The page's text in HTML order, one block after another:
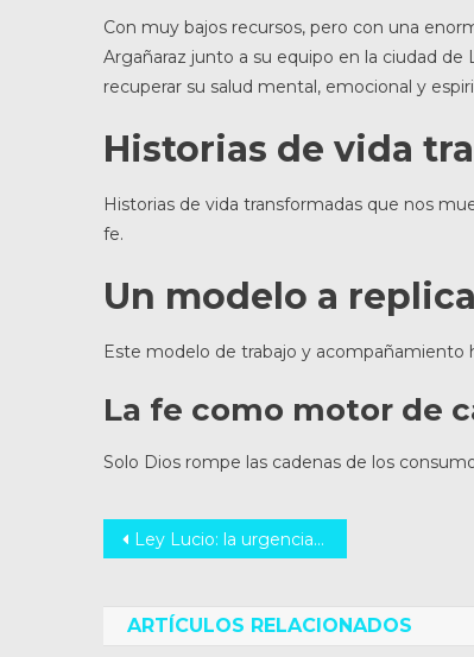
Con muy bajos recursos, pero con una
Argañaraz junto a su equipo en la ciudad de
recuperar su salud mental, emocional y
Historias de vida
Historias de vida transformadas que nos
fe.
Un modelo a
Este modelo de trabajo y acompañamiento
La fe como motor de
Solo Dios rompe las cadenas de los
Navegación
entradas
Ley Lucio: la urgencia de prevención y detección temprana de la violencia infantil
ARTÍCULOS RELACIONADOS